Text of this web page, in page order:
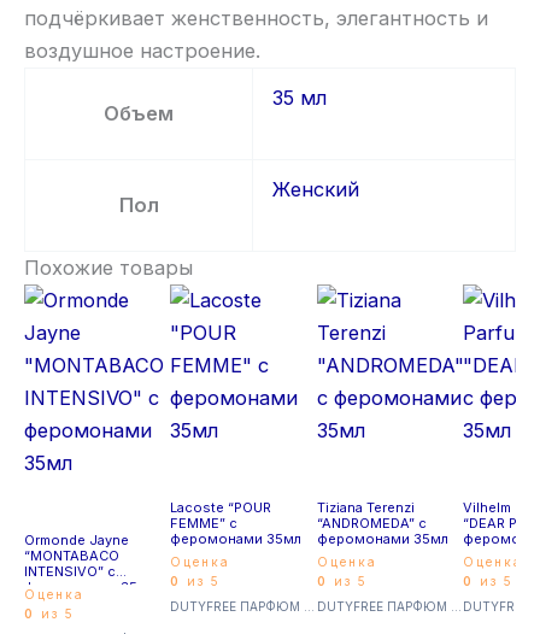
подчёркивает женственность, элегантность и
воздушное настроение.
Объем
35 мл
Пол
Женский
Похожие товары
Ormonde Jayne
“MONTABACO
INTENSIVO” с
феромонами 35мл
Оценка
0
из 5
Lacoste “POUR
FEMME” с
феромонами 35мл
Оценка
0
из 5
Tiziana Terenzi
“ANDROMEDA” с
феромонами 35мл
Оценка
0
из 5
Vilhelm
“DEAR
Оценка
0
из 5